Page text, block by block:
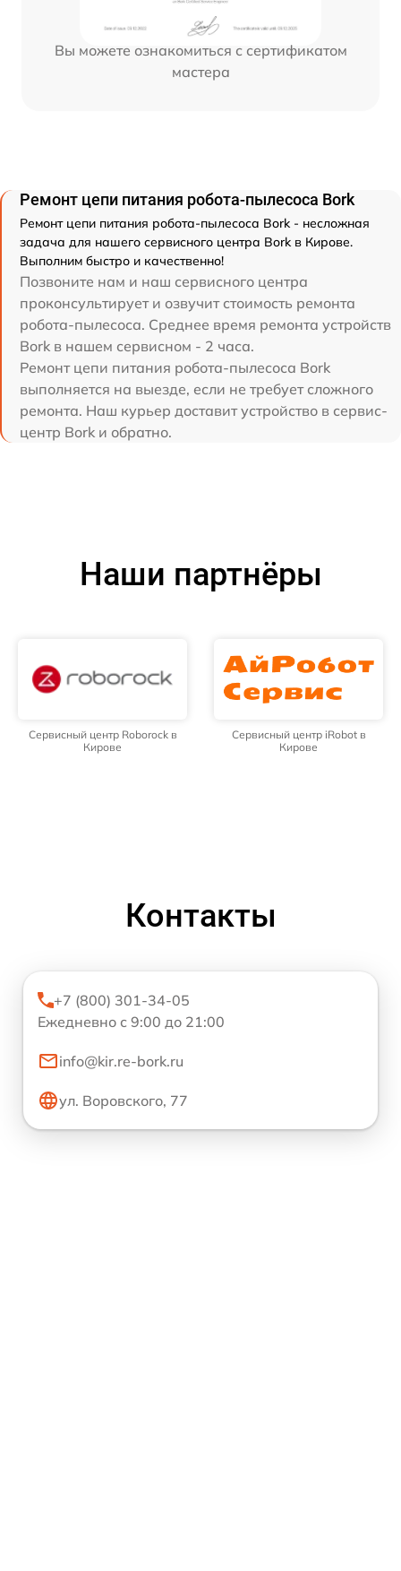
Вы можете ознакомиться с сертификатом
мастера
Ремонт цепи питания робота-пылесоса Bork
Ремонт цепи питания робота-пылесоса Bork - несложная
задача для нашего сервисного центра Bork в Кирове.
Выполним быстро и качественно!
Позвоните нам и наш сервисного центра
проконсультирует и озвучит стоимость ремонта
робота-пылесоса. Среднее время ремонта устройств
Bork в нашем сервисном - 2 часа.
Ремонт цепи питания робота-пылесоса Bork
выполняется на выезде, если не требует сложного
ремонта. Наш курьер доставит устройство в сервис-
центр Bork и обратно.
Наши партнёры
Сервисный центр Roborock в
Кирове
Сервисный центр iRobot в
Кирове
Контакты
+7 (800) 301-34-05
Ежедневно с 9:00 до 21:00
info@kir.re-bork.ru
ул. Воровского, 77